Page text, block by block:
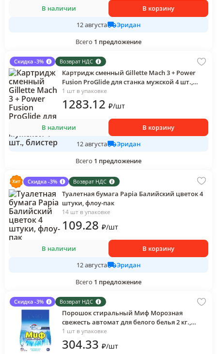
В наличии
В корзину
12 августа
Эридан
Всего 1 предложение
Скидка -3% Возврат НДС
Картридж сменный Gillette Mach 3 + Power
Fusion ProGlide для станка мужской 4 шт.,
блистер
1 шт в упаковке
1283.12 ₽/шт
В наличии
В корзину
12 августа
Эридан
Всего 1 предложение
Скидка -3% Возврат НДС
Туалетная бумага Papia Балийский цветок 4
штуки, флоу-пак
14 шт в упаковке
109.28 ₽/шт
В наличии
В корзину
12 августа
Эридан
Всего 1 предложение
Скидка -3% Возврат НДС
Порошок стиральный Миф Морозная
свежесть автомат для белого белья 2 кг.,
флоу-пак
1 шт в упаковке
304.33 ₽/шт